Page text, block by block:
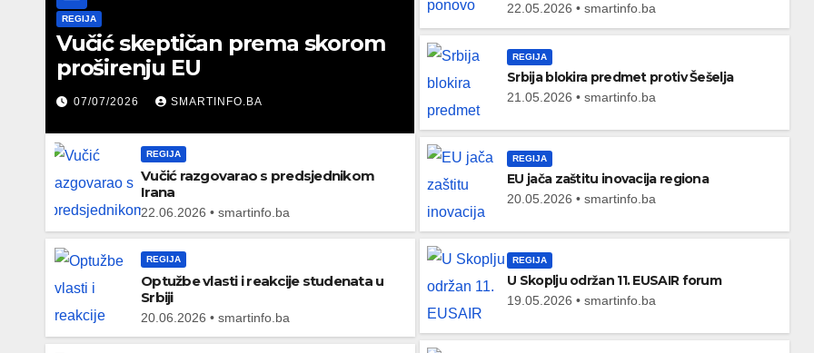
REGIJA
Vučić skeptičan prema skorom
proširenju EU
07/07/2026 SMARTINFO.BA
REGIJA
Vučić razgovarao s predsjednikom
Irana
22.06.2026 • smartinfo.ba
REGIJA
Optužbe vlasti i reakcije studenata u
Srbiji
20.06.2026 • smartinfo.ba
22.05.2026 • smartinfo.ba
REGIJA
Srbija blokira predmet protiv Šešelja
21.05.2026 • smartinfo.ba
REGIJA
EU jača zaštitu inovacija regiona
20.05.2026 • smartinfo.ba
REGIJA
U Skoplju održan 11. EUSAIR forum
19.05.2026 • smartinfo.ba